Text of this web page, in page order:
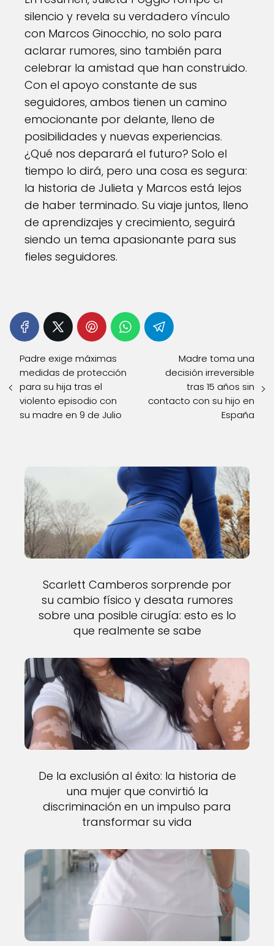
silencio y revela su verdadero vínculo
con Marcos Ginocchio, no solo para
aclarar rumores, sino también para
celebrar la amistad que han construido.
Con el apoyo constante de sus
seguidores, ambos tienen un camino
emocionante por delante, lleno de
posibilidades y nuevas experiencias.
¿Qué nos deparará el futuro? Solo el
tiempo lo dirá, pero una cosa es segura:
la historia de Julieta y Marcos está lejos
de haber terminado. Su viaje juntos, lleno
de aprendizajes y crecimiento, seguirá
siendo un tema apasionante para sus
fieles seguidores.
Padre exige máximas
medidas de protección
para su hija tras el
violento episodio con
su madre en 9 de Julio
Madre toma una
decisión irreversible
tras 15 años sin
contacto con su hijo en
España
Scarlett Camberos sorprende por
su cambio físico y desata rumores
sobre una posible cirugía: esto es lo
que realmente se sabe
De la exclusión al éxito: la historia de
una mujer que convirtió la
discriminación en un impulso para
transformar su vida